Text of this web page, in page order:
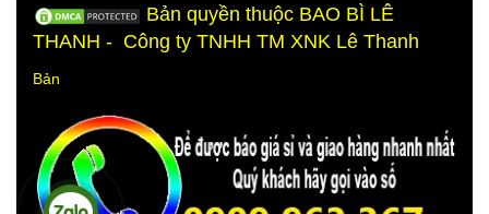
Bản quyền thuộc BAO BÌ LÊ
THANH - Công ty TNHH TM XNK Lê Thanh
Bản